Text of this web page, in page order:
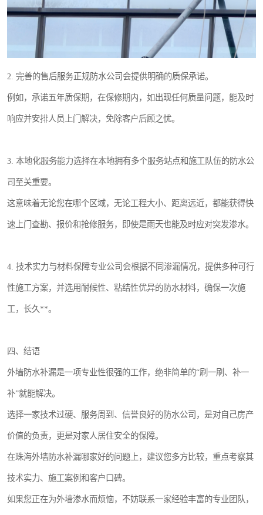
2. 完善的售后服务正规防水公司会提供明确的质保承诺。
例如，承诺五年质保期，在保修期内，如出现任何质量问题，能及时
响应并安排人员上门解决，免除客户后顾之忧。
3. 本地化服务能力选择在本地拥有多个服务站点和施工队伍的防水公
司至关重要。
这意味着无论您在哪个区域，无论工程大小、距离远近，都能获得快
速上门查勘、报价和抢修服务，即使是雨天也能及时应对突发渗水。
4. 技术实力与材料保障专业公司会根据不同渗漏情况，提供多种可行
性施工方案，并选用耐候性、粘结性优异的防水材料，确保一次施
工，长久**。
四、结语
外墙防水补漏是一项专业性很强的工作，绝非简单的“刷一刷、补一
补”就能解决。
选择一家技术过硬、服务周到、信誉良好的防水公司，是对自己房产
价值的负责，更是对家人居住安全的保障。
在珠海外墙防水补漏哪家好的问题上，建议您多方比较，重点考察其
技术实力、施工案例和客户口碑。
如果您正在为外墙渗水而烦恼，不妨联系一家经验丰富的专业团队，